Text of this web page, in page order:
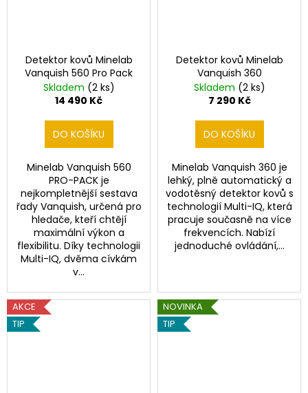
Detektor kovů Minelab
Vanquish 560 Pro Pack
Skladem (2 ks)
14 490 Kč
DO KOŠÍKU
Minelab Vanquish 560
PRO-PACK je
nejkompletnější sestava
řady Vanquish, určená pro
hledače, kteří chtějí
maximální výkon a
flexibilitu. Díky technologii
Multi-IQ, dvěma cívkám
v...
Detektor kovů Minelab
Vanquish 360
Skladem (2 ks)
7 290 Kč
DO KOŠÍKU
Minelab Vanquish 360 je
lehký, plně automatický a
vodotěsný detektor kovů s
technologií Multi-IQ, která
pracuje současně na více
frekvencích. Nabízí
jednoduché ovládání,...
AKCE
TIP
NOVINKA
TIP